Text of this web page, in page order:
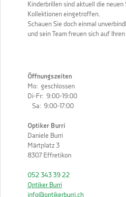
Kinderbrillen sind aktuell die neuen
Kollektionen eingetroffen.
Schauen Sie doch einmal
und sein Team freuen sich auf
Öffnungszeiten
Mo: geschlossen
Di-Fr: 9:00-19:00
Sa: 9:00-17:00
Optiker Burri
Daniele Burri
Märtplatz 3
8307 Effretikon
052 343 39 22
Optiker Burri
info@optikerburri.ch